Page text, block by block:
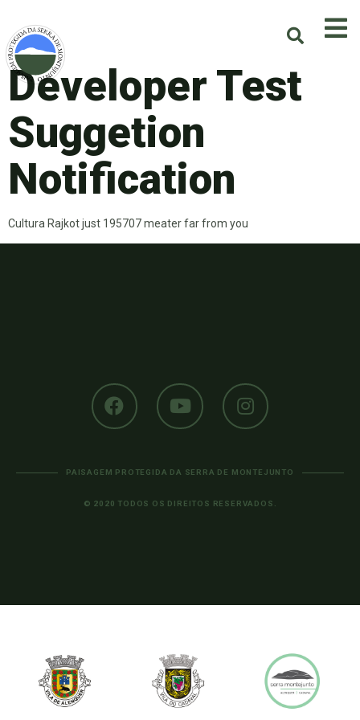
Developer Test
Suggetion
Notification
Cultura Rajkot just 195707 meater far from you
PAISAGEM PROTEGIDA DA SERRA DE MONTEJUNTO
© 2020 TODOS OS DIREITOS RESERVADOS.